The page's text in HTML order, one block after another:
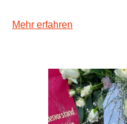
Mehr erfahren